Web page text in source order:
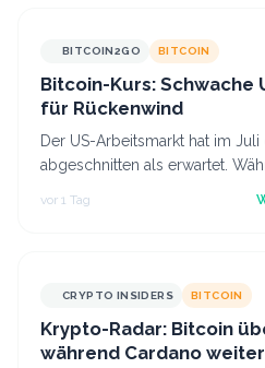
BITCOIN2GO BITCOIN
Bitcoin-Kurs: Schwache
für Rückenwind
Der US-Arbeitsmarkt hat im
abgeschnitten als erwartet.
einem Stellenaufbau gerechnet
vor 1 Tag
CRYPTO INSIDERS BITCOIN
Krypto-Radar: Bitcoin
während Cardano